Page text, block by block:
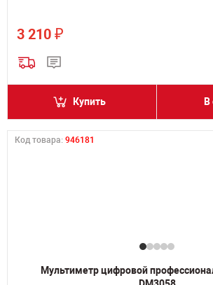
3 210 ₽
Купить
Код товара: 946181
Мультиметр цифровой